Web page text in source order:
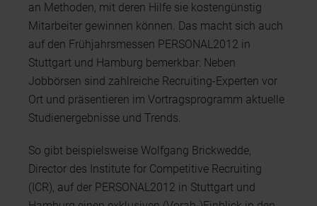
an Methoden, mit deren Hilfe sie kostengünstig
Mitarbeiter gewinnen können. Das macht sich auch
auf den Frühjahrsmessen PERSONAL2012 in
Stuttgart und Hamburg bemerkbar: Neben
Jobbörsen sind zahlreiche Recruiting-Experten vor
Ort und präsentieren im Vortragsprogramm aktuelle
Studienergebnisse und Trends.
So gibt beispielsweise Wolfgang Brickwedde,
Director des Institute for Competitive Recruiting
(ICR), auf der PERSONAL2012 in Stuttgart und